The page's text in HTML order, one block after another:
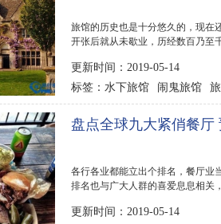
旅馆的历史也是十分悠久的，现在
开张后就从未歇业，历经数百乃至
更新时间：2019-05-14
标签： 水下旅馆 闹鬼旅馆
盘点全球九大紧俏餐厅
各行各业都能立出个排名，餐厅业
排名也与广大人群的喜爱息息相关
更新时间：2019-05-14